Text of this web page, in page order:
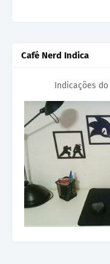
Café Nerd Indica
Indicações